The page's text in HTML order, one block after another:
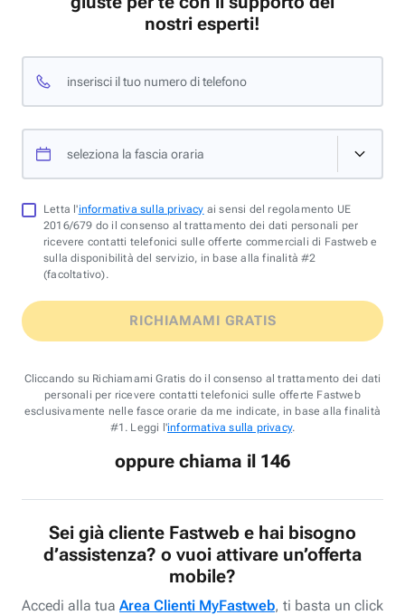
nostri esperti!
inserisci il tuo numero di telefono
seleziona la fascia oraria
Letta l'informativa sulla privacy ai sensi del regolamento UE
2016/679 do il consenso al trattamento dei dati personali per
ricevere contatti telefonici sulle offerte commerciali di Fastweb e
sulla disponibilità del servizio, in base alla finalità #2
(facoltativo).
RICHIAMAMI GRATIS
Cliccando su Richiamami Gratis do il consenso al trattamento dei dati
personali per ricevere contatti telefonici sulle offerte Fastweb
esclusivamente nelle fasce orarie da me indicate, in base alla finalità
#1. Leggi l'informativa sulla privacy.
oppure chiama il 146
Sei già cliente Fastweb e hai bisogno
d’assistenza? o vuoi attivare un’offerta
mobile?
Accedi alla tua Area Clienti MyFastweb, ti basta un click